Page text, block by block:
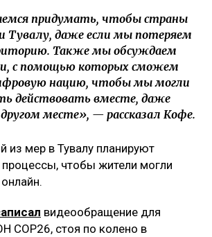
придумать, чтобы страны
Тувалу, даже если мы потеряем
Также мы обсуждаем
с помощью которых сможем
нацию, чтобы мы могли
действовать вместе, даже
другом месте», — рассказал Кофе.
из мер в Тувалу планируют
чтобы жители могли
видеообращение для
COP26, стоя по колено в